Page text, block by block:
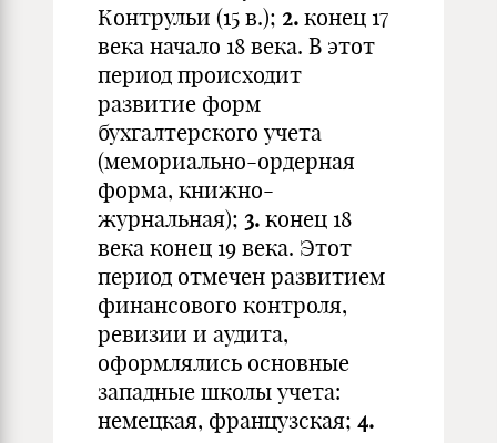
Контрульи (15 в.); 2. конец 17
века начало 18 века. В этот
период происходит
развитие форм
бухгалтерского учета
(мемориально-ордерная
форма, книжно-
журнальная); 3. конец 18
века конец 19 века. Этот
период отмечен развитием
финансового контроля,
ревизии и аудита,
оформлялись основные
западные школы учета:
немецкая, французская; 4.